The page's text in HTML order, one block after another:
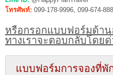
โทรศัพท์: 099-178-9996, 099-674-
หรือกรอกแบบฟอร์มด้า
ทางเราจะตอบกลับโดย
แบบฟอร์มการจองที่พั